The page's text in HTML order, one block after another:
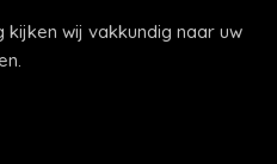
wij vakkundig naar uw